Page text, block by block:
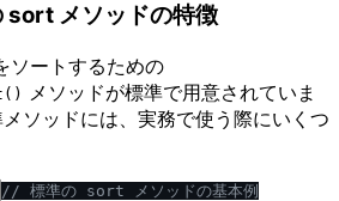
メソッドの特徴
ートするための
メソッドが標準で用意されていま
ソッドには、実務で使う際にいくつ
/ / 標準の sort メソッドの基本例